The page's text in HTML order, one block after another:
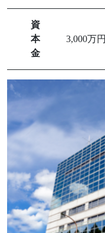
資
本
金
3,000万円